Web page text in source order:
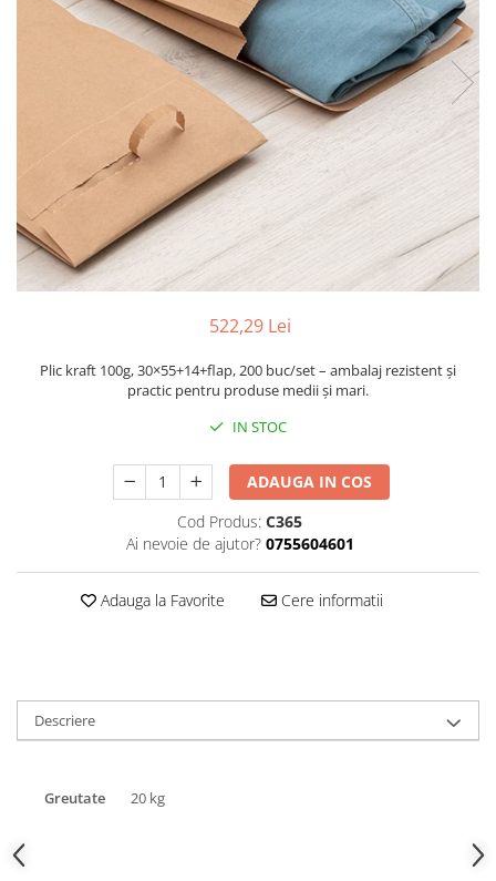
Cutii Clasice CO3 (BAX)
Cutii Clasice CO5 (BAX)
Cutii Cofetarie/ Patiserie
Cutii Prajituri Blank
Cutii Prajituri cu Display
Cutii Prajituri Generic
Cutii Tort Blank
Cutii Tort Generic
Suport Clatite
Cutii Fast Food
Cutii Fast Food Generic
Cutii Pizza Generic
Sacose Plastic
522,29 Lei
Plic kraft 100g, 30×55+14+flap, 200 buc/set – ambalaj rezistent și
practic pentru produse medii și mari.
IN STOC
ADAUGA IN COS
Cod Produs: C365
Ai nevoie de ajutor? 0755604601
Adauga la Favorite Cere informatii
Descriere
Greutate 20 kg